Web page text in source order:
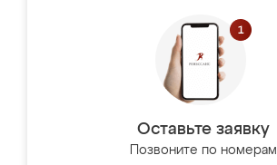
Оставьте заявку
Позвоните по номерам